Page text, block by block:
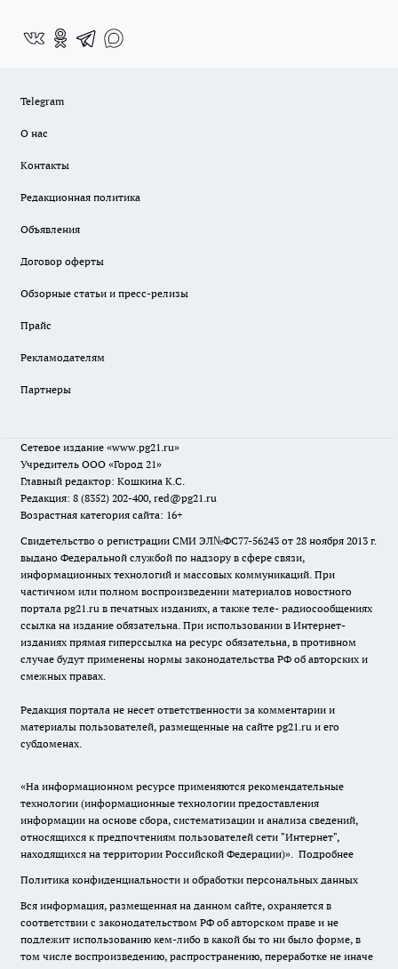
Telegram
О нас
Контакты
Редакционная политика
Объявления
Договор оферты
Обзорные статьи и пресс-релизы
Прайс
Рекламодателям
Партнеры
Сетевое издание «www.pg21.ru»
Учредитель ООО «Город 21»
Главный редактор: Кошкина К.С.
Редакция: 8 (8352) 202-400, red@pg21.ru
Возрастная категория сайта: 16+
Свидетельство о регистрации СМИ ЭЛ№ФС77-56243 от 28 ноября 2013 г.
выдано Федеральной службой по надзору в сфере связи,
информационных технологий и массовых коммуникаций. При
частичном или полном воспроизведении материалов новостного
портала pg21.ru в печатных изданиях, а также теле- радиосообщениях
ссылка на издание обязательна. При использовании в Интернет-
изданиях прямая гиперссылка на ресурс обязательна, в противном
случае будут применены нормы законодательства РФ об авторских и
смежных правах.
Редакция портала не несет ответственности за комментарии и
материалы пользователей, размещенные на сайте pg21.ru и его
субдоменах.
«На информационном ресурсе применяются рекомендательные
технологии (информационные технологии предоставления
информации на основе сбора, систематизации и анализа сведений,
относящихся к предпочтениям пользователей сети "Интернет",
находящихся на территории Российской Федерации)». Подробнее
Политика конфиденциальности и обработки персональных данных
Вся информация, размещенная на данном сайте, охраняется в
соответствии с законодательством РФ об авторском праве и не
подлежит использованию кем-либо в какой бы то ни было форме, в
том числе воспроизведению, распространению, переработке не иначе